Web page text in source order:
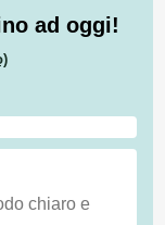
ad oggi!